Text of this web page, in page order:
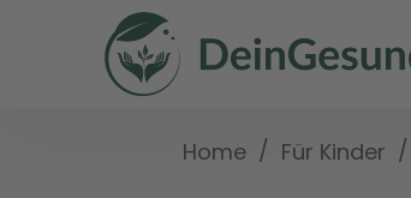
Home / Für Kinder /